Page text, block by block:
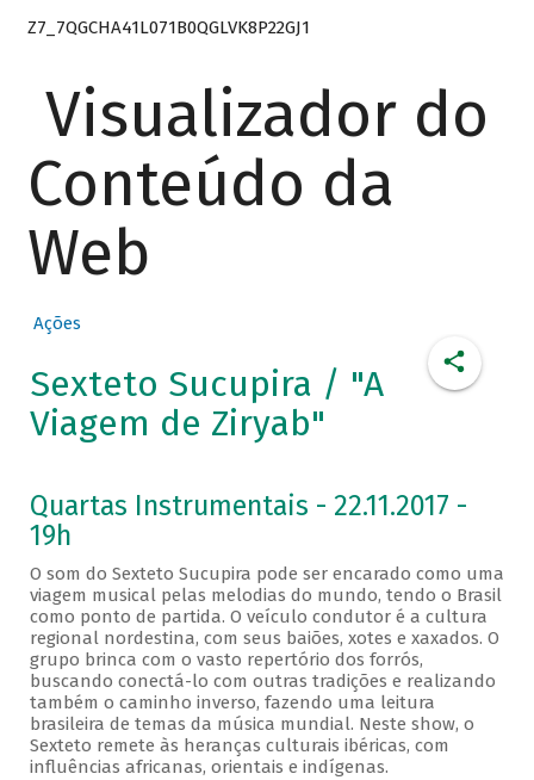
Z7_7QGCHA41L071B0QGLVK8P22GJ1
Visualizador do
Conteúdo da
Web
Ações
Sexteto Sucupira / "A
Viagem de Ziryab"
Quartas Instrumentais - 22.11.2017 -
19h
O som do Sexteto Sucupira pode ser encarado como uma
viagem musical pelas melodias do mundo, tendo o Brasil
como ponto de partida. O veículo condutor é a cultura
regional nordestina, com seus baiões, xotes e xaxados. O
grupo brinca com o vasto repertório dos forrós,
buscando conectá-lo com outras tradições e realizando
também o caminho inverso, fazendo uma leitura
brasileira de temas da música mundial. Neste show, o
Sexteto remete às heranças culturais ibéricas, com
influências africanas, orientais e indígenas.